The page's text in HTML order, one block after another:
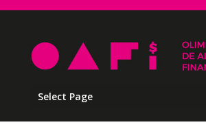
Select Page